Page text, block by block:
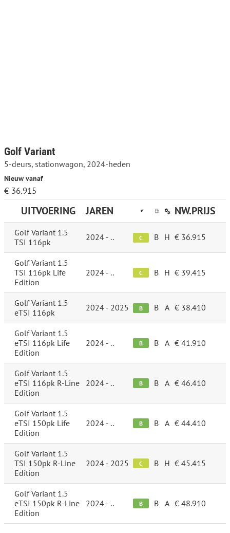
Golf Variant
5-deurs, stationwagon, 2024-heden
Nieuw vanaf
€ 36.915
UITVOERING JAREN NW.PRIJS
Golf Variant 1.5
TSI 116pk
2024 - .. C B H € 36.915
Golf Variant 1.5
TSI 116pk Life
Edition
2024 - .. C B H € 39.415
Golf Variant 1.5
eTSI 116pk
2024 - 2025 B B A € 38.410
Golf Variant 1.5
eTSI 116pk Life
Edition
2024 - .. B B A € 41.910
Golf Variant 1.5
eTSI 116pk R-Line
Edition
2024 - .. B B A € 46.410
Golf Variant 1.5
eTSI 150pk Life
Edition
2024 - .. B B A € 44.410
Golf Variant 1.5
TSI 150pk R-Line
Edition
2024 - 2025 C B H € 45.415
Golf Variant 1.5
eTSI 150pk R-Line
Edition
2024 - .. B B A € 48.910